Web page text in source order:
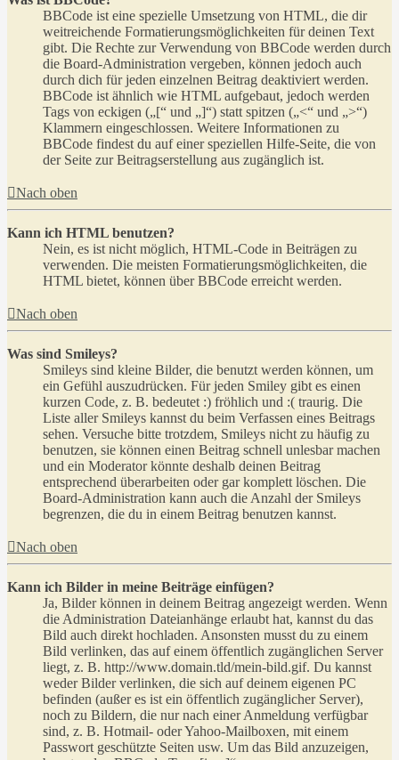
BBCode ist eine spezielle Umsetzung von HTML, die dir
weitreichende Formatierungsmöglichkeiten für deinen Text
gibt. Die Rechte zur Verwendung von BBCode werden durch
die Board-Administration vergeben, können jedoch auch
durch dich für jeden einzelnen Beitrag deaktiviert werden.
BBCode ist ähnlich wie HTML aufgebaut, jedoch werden
Tags von eckigen („[“ und „]“) statt spitzen („<“ und „>“)
Klammern eingeschlossen. Weitere Informationen zu
BBCode findest du auf einer speziellen Hilfe-Seite, die von
der Seite zur Beitragserstellung aus zugänglich ist.
Nach oben
Kann ich HTML benutzen?
Nein, es ist nicht möglich, HTML-Code in Beiträgen zu
verwenden. Die meisten Formatierungsmöglichkeiten, die
HTML bietet, können über BBCode erreicht werden.
Nach oben
Was sind Smileys?
Smileys sind kleine Bilder, die benutzt werden können, um
ein Gefühl auszudrücken. Für jeden Smiley gibt es einen
kurzen Code, z. B. bedeutet :) fröhlich und :( traurig. Die
Liste aller Smileys kannst du beim Verfassen eines Beitrags
sehen. Versuche bitte trotzdem, Smileys nicht zu häufig zu
benutzen, sie können einen Beitrag schnell unlesbar machen
und ein Moderator könnte deshalb deinen Beitrag
entsprechend überarbeiten oder gar komplett löschen. Die
Board-Administration kann auch die Anzahl der Smileys
begrenzen, die du in einem Beitrag benutzen kannst.
Nach oben
Kann ich Bilder in meine Beiträge einfügen?
Ja, Bilder können in deinem Beitrag angezeigt werden. Wenn
die Administration Dateianhänge erlaubt hat, kannst du das
Bild auch direkt hochladen. Ansonsten musst du zu einem
Bild verlinken, das auf einem öffentlich zugänglichen Server
liegt, z. B. http://www.domain.tld/mein-bild.gif. Du kannst
weder Bilder verlinken, die sich auf deinem eigenen PC
befinden (außer es ist ein öffentlich zugänglicher Server),
noch zu Bildern, die nur nach einer Anmeldung verfügbar
sind, z. B. Hotmail- oder Yahoo-Mailboxen, mit einem
Passwort geschützte Seiten usw. Um das Bild anzuzeigen,